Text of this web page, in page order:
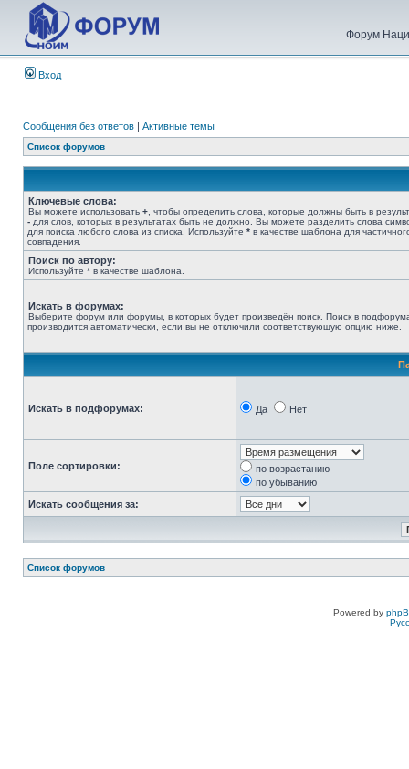
Форум
Вход
Сообщения без ответов | Активные темы
Список форумов
Ключевые слова:
Вы можете использовать + , чтобы определить слова, которые должны быть в
- для слов, которых в результатах быть не должно. Вы можете разделить слова
для поиска любого слова из списка. Используйте * в качестве шаблона для
совпадения.
Поиск по автору:
Используйте * в качестве шаблона.
Искать в форумах:
Выберите форум или форумы, в которых будет произведён поиск. Поиск в
производится автоматически, если вы не отключили соответствующую опцию ниже.
Искать в подфорумах: Да Нет
Поле сортировки:
по возрастанию
по убыванию
Искать сообщения за:
Список форумов
Powered by